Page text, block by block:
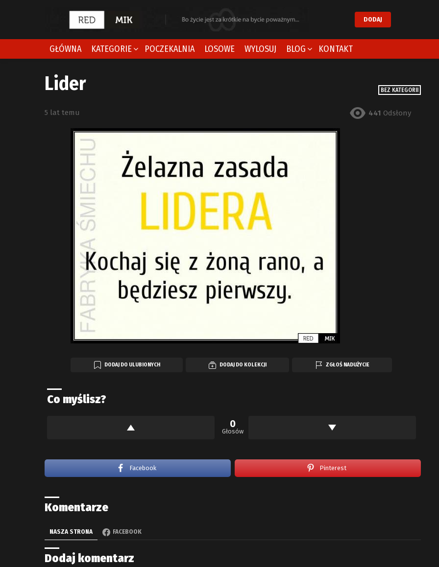
DODAJ
GŁÓWNA KATEGORIE POCZEKALNIA LOSOWE WYLOSUJ BLOG KONTAKT
BEZ KATEGORII
Lider
5 lat temu 441 Odsłony
DODAJ DO ULUBIONYCH DODAJ DO KOLEKCJI ZGŁOŚ NADUŻYCIE
Co myślisz?
0
Głosów
Facebook Pinterest
Komentarze
NASZA STRONA FACEBOOK
Dodaj komentarz